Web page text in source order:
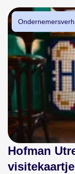
Hofman
visitekaartje